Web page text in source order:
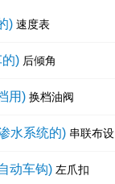
) 速度表
) 后倾角
用) 换档油阀
水系统的) 串联布设
动车钩) 左爪扣